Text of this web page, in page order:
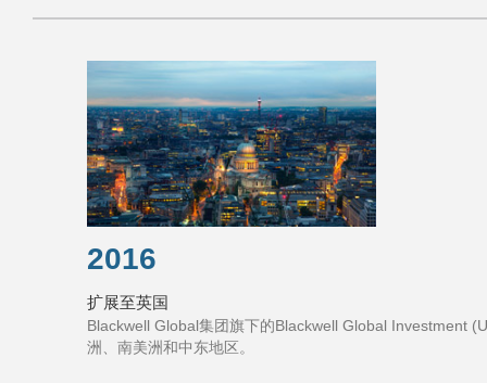
2016
扩展至英国
Blackwell Global集团旗下的Blackwell Global Investment
洲、南美洲和中东地区。